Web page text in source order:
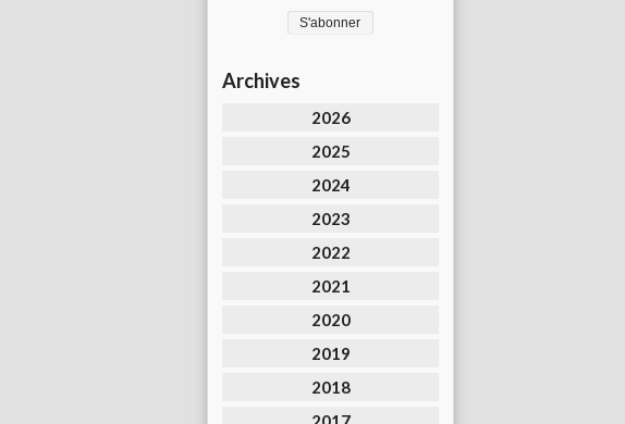
Archives
2026
2025
2024
2023
2022
2021
2020
2019
2018